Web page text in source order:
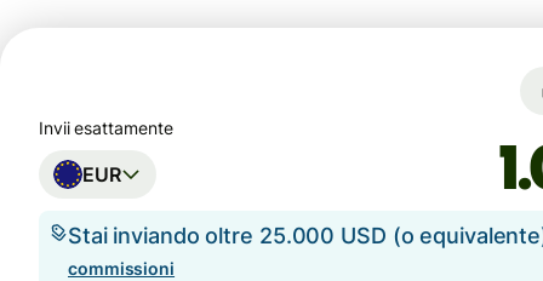
Invii esattamente
EUR
Stai inviando oltre 25.000 USD (o
commissioni